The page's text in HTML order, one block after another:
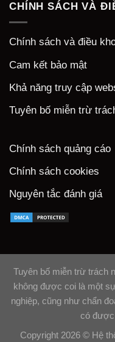
CHÍNH SÁCH VÀ
Chính sách và điều
Cam kết bảo mật
Khả năng truy cập
Tuyên bố miễn trừ
Chính sách quảng cáo
Chính sách cookies
Nguyên tắc đánh giá
Tuyên bố miễn trừ trách
không được coi là một
nghiệp, cũng như chẩn
có được
Copyright 2026 © Hệ